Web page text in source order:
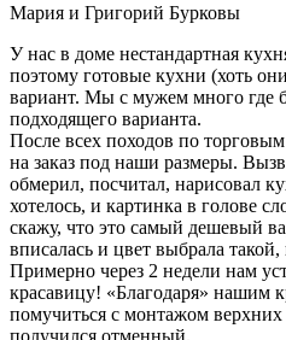
Мария и Григорий Бурковы
У нас в доме нестандартная
поэтому готовые кухни (хоть
вариант. Мы с мужем много где
подходящего варианта.
После всех походов по
на заказ под наши размеры.
обмерил, посчитал, нарисовал
хотелось, и картинка в голове
скажу, что это самый дешевый
вписалась и цвет выбрала
Примерно через 2 недели нам
красавицу! «Благодаря» нашим
помучиться с монтажом верхних
получился отменный.